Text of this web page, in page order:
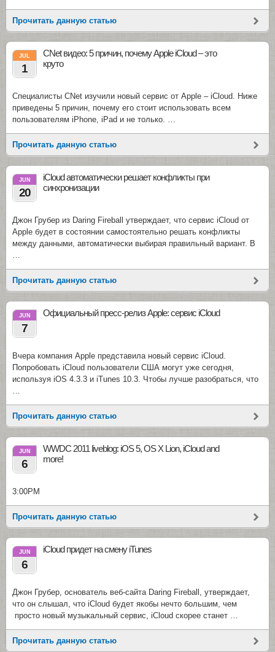
Прочитать данную статью
JUL
1
CNet видео: 5 причин, почему Apple iCloud – это
круто
Специалисты CNet изучили новый сервис от Apple – iCloud. Ниже
приведены 5 причин, почему его стоит использовать всем
пользователям iPhone, iPad и не только. …
Прочитать данную статью
JUN
20
iCloud автоматически решает конфликты при
синхронизации
Джон Грубер из Daring Fireball утверждает, что сервис iCloud от
Apple будет в состоянии самостоятельно решать конфликты
между данными, автоматически выбирая правильный вариант. В
…
Прочитать данную статью
JUN
7
Официальный пресс-релиз Apple: сервис iCloud
Вчера компания Apple представила новый сервис iCloud.
Попробовать iCloud пользователи США могут уже сегодня,
используя iOS 4.3.3 и iTunes 10.3. Чтобы лучше разобраться, что
…
Прочитать данную статью
JUN
6
WWDC 2011 liveblog: iOS 5, OS X Lion, iCloud and
more!
3:00PM
Прочитать данную статью
JUN
6
iCloud придет на смену iTunes
Джон Грубер, основатель веб-сайта Daring Fireball, утверждает,
что он слышал, что iCloud будет якобы нечто большим, чем
просто новый музыкальный сервис, iCloud скорее станет …
Прочитать данную статью